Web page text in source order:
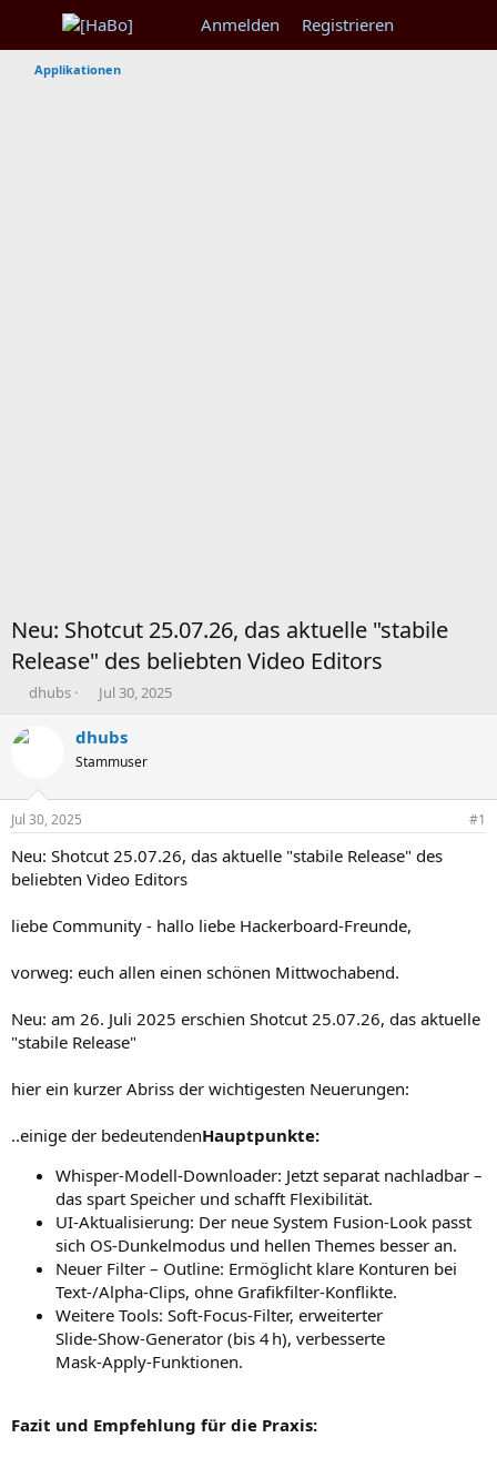
Anmelden Registrieren
Applikationen
Neu: Shotcut 25.07.26, das aktuelle "stabile
Release" des beliebten Video Editors
T
e
n
s
t
a
r
t
r
dhubs
B
g
n
a
t
u
m
Jul 30, 2025
dhubs
Stammuser
Jul 30, 2025 #1
Neu: Shotcut 25.07.26, das aktuelle "stabile Release" des
beliebten Video Editors
liebe Community - hallo liebe Hackerboard-Freunde,
vorweg: euch allen einen schönen Mittwochabend.
Neu: am 26. Juli 2025 erschien Shotcut 25.07.26, das aktuelle
"stabile Release"
hier ein kurzer Abriss der wichtigesten Neuerungen:
..einige der bedeutendenHauptpunkte:
Whisper-Modell‑Downloader: Jetzt separat nachladbar –
das spart Speicher und schafft Flexibilität.
UI-Aktualisierung: Der neue System Fusion-Look passt
sich OS-Dunkelmodus und hellen Themes besser an.
Neuer Filter – Outline: Ermöglicht klare Konturen bei
Text-/Alpha-Clips, ohne Grafikfilter-Konflikte.
Weitere Tools: Soft-Focus-Filter, erweiterter
Slide‑Show‑Generator (bis 4 h), verbesserte
Mask‑Apply‑Funktionen.
Fazit und Empfehlung für die Praxis: